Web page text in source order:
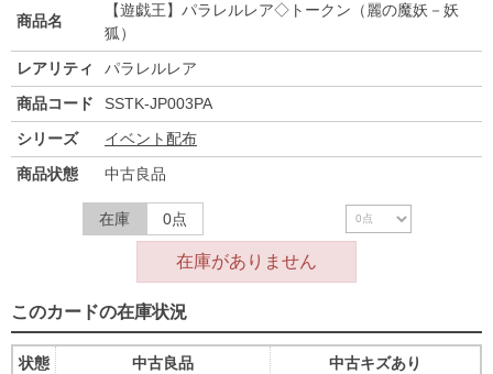
商品名
【遊戯王】パラレルレア◇トークン（麗の魔妖－妖
狐）
レアリティ
パラレルレア
商品コード
SSTK-JP003PA
シリーズ
イベント配布
商品状態
中古良品
在庫 0点
在庫がありません
このカードの在庫状況
状態
中古良品
中古キズあり